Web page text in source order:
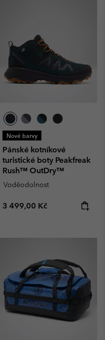
Nové barvy
Pánské kotníkové
turistické boty Peakfreak
Rush™ OutDry™
Voděodolnost
Regular price:
3 499,00 Kč